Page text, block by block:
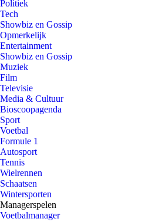
Politiek
Tech
Showbiz en Gossip
Opmerkelijk
Entertainment
Showbiz en Gossip
Muziek
Film
Televisie
Media & Cultuur
Bioscoopagenda
Sport
Voetbal
Formule 1
Autosport
Tennis
Wielrennen
Schaatsen
Wintersporten
Managerspelen
Voetbalmanager